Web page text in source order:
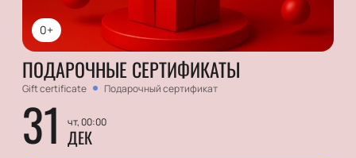
0+
ПОДАРОЧНЫЕ СЕРТИФИКАТЫ
Gift certificate Подарочный сертификат
31 чт, 00:00
ДЕК